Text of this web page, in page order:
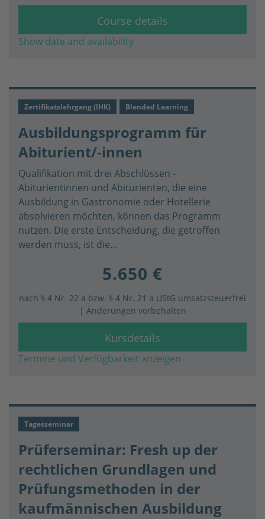
Course details
Show date and availability
Zertifikatslehrgang (IHK) Blended Learning
Ausbildungsprogramm für
Abiturient/-innen
Qualifikation mit drei Abschlüssen -
Abiturientinnen und Abiturienten, die eine
Ausbildung in Gastronomie oder Hotellerie
absolvieren möchten, können das Programm
nutzen. Die erste Entscheidung, die getroffen
werden muss, ist die...
5.650 €
nach § 4 Nr. 22 a bzw. § 4 Nr. 21 a UStG umsatzsteuerfrei
| Änderungen vorbehalten
Kursdetails
Termine und Verfügbarkeit anzeigen
Tagesseminar
Prüferseminar: Fresh up der
rechtlichen Grundlagen und
Prüfungsmethoden in der
kaufmännischen Ausbildung